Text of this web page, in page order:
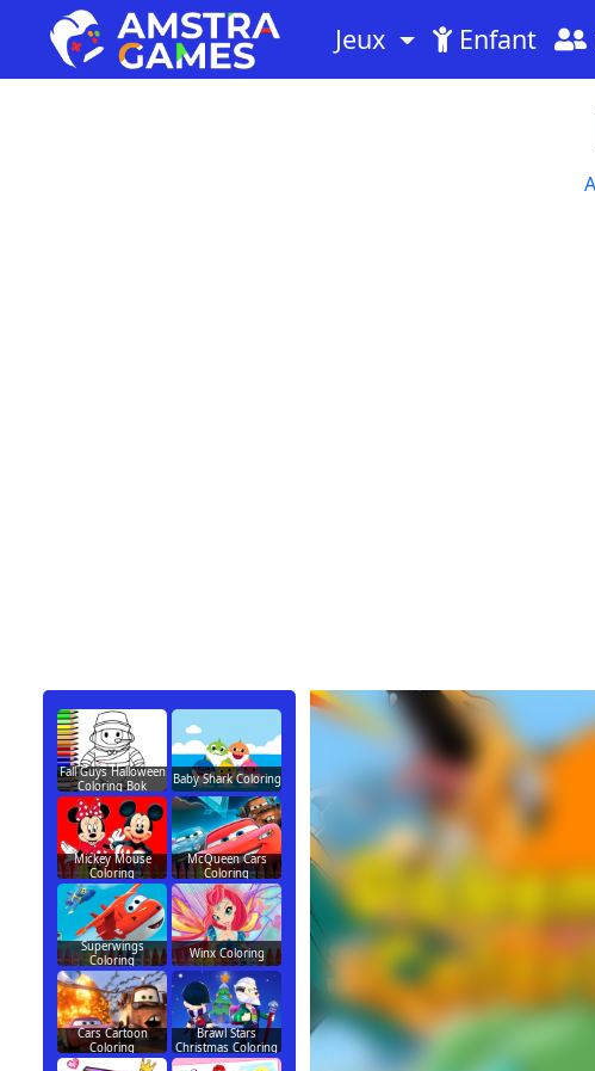
Jeux Enfant
Fall Guys Halloween
Coloring Bok
Baby Shark Coloring
Mickey Mouse
Coloring
McQueen Cars
Coloring
Superwings
Coloring
Winx Coloring
Cars Cartoon
Coloring
Brawl Stars
Christmas Coloring